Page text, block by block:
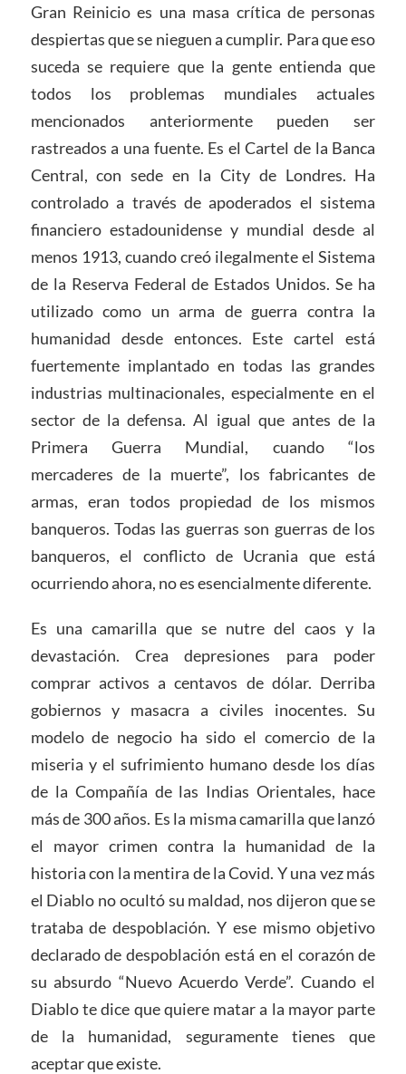
Gran Reinicio es una masa crítica de personas
despiertas que se nieguen a cumplir. Para que eso
suceda se requiere que la gente entienda que
todos los problemas mundiales actuales
mencionados anteriormente pueden ser
rastreados a una fuente. Es el Cartel de la Banca
Central, con sede en la City de Londres. Ha
controlado a través de apoderados el sistema
financiero estadounidense y mundial desde al
menos 1913, cuando creó ilegalmente el Sistema
de la Reserva Federal de Estados Unidos. Se ha
utilizado como un arma de guerra contra la
humanidad desde entonces. Este cartel está
fuertemente implantado en todas las grandes
industrias multinacionales, especialmente en el
sector de la defensa. Al igual que antes de la
Primera Guerra Mundial, cuando “los
mercaderes de la muerte”, los fabricantes de
armas, eran todos propiedad de los mismos
banqueros. Todas las guerras son guerras de los
banqueros, el conflicto de Ucrania que está
ocurriendo ahora, no es esencialmente diferente.
Es una camarilla que se nutre del caos y la
devastación. Crea depresiones para poder
comprar activos a centavos de dólar. Derriba
gobiernos y masacra a civiles inocentes. Su
modelo de negocio ha sido el comercio de la
miseria y el sufrimiento humano desde los días
de la Compañía de las Indias Orientales, hace
más de 300 años. Es la misma camarilla que lanzó
el mayor crimen contra la humanidad de la
historia con la mentira de la Covid. Y una vez más
el Diablo no ocultó su maldad, nos dijeron que se
trataba de despoblación. Y ese mismo objetivo
declarado de despoblación está en el corazón de
su absurdo “Nuevo Acuerdo Verde”. Cuando el
Diablo te dice que quiere matar a la mayor parte
de la humanidad, seguramente tienes que
aceptar que existe.